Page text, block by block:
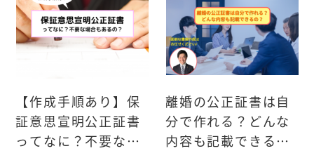
【作成手順あり】保
証意思宣明公正証書
ってなに？不要な場
離婚の公正証書は自
分で作れる？どんな
内容も記載できる